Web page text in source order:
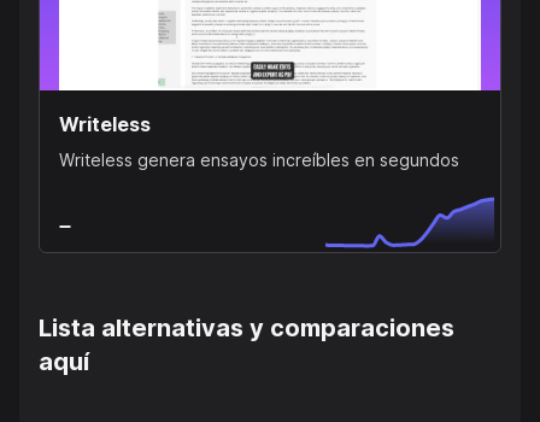
Writeless
Writeless genera ensayos increíbles en segundos
Lista alternativas y comparaciones
aquí